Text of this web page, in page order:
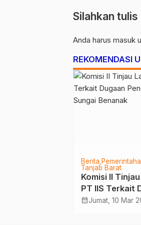
Silahkan
Anda harus masuk
REKOMENDASI
Berita
Tanjab Barat
Komisi II
PT IIS Terkait
Pencemaran
calendar_monthJumat, 10 Mar